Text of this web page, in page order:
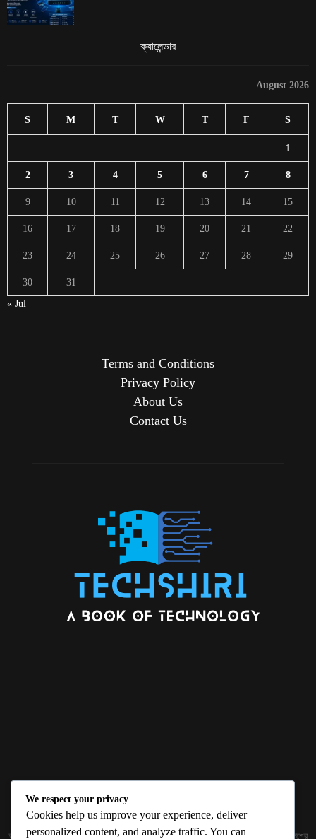
ক্যালেন্ডার
August 2026
S M T W T F S
1
2 3 4 5 6 7 8
9 10 11 12 13 14 15
16 17 18 19 20 21 22
23 24 25 26 27 28 29
30
31
« Jul
Terms and Conditions
Privacy Policy
About Us
Contact Us
ABOUT US
জ্ঞান বিজ্ঞানের উৎকর্ষ আমাদের প্রভাবিত করে। আলোকিত করে। সেই আলো কে ধারণ কর দেশ ও বিদেশের
We respect your privacy
Cookies help us improve your experience, deliver
personalized content, and analyze traffic. You can